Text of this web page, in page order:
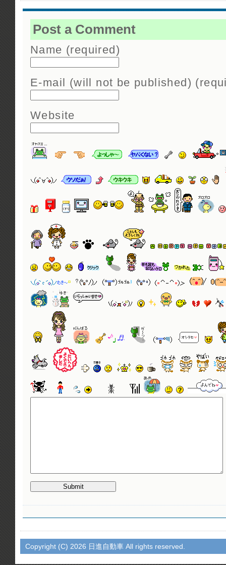
Post a Comment
Name (required)
E-mail (will not be published)
Website
Copyright (C) 2026 日進自動車 All rights reserved.